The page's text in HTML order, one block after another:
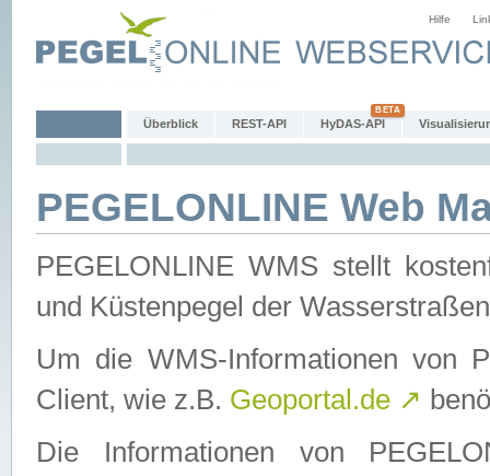
Hilfe
Überblick REST-API HyDAS-API
PEGELONLINE Web
PEGELONLINE WMS stellt
und Küstenpegel der
Um die WMS-Informationen von
Client, wie z.B. Geoportal.de ↗
Die Informationen von